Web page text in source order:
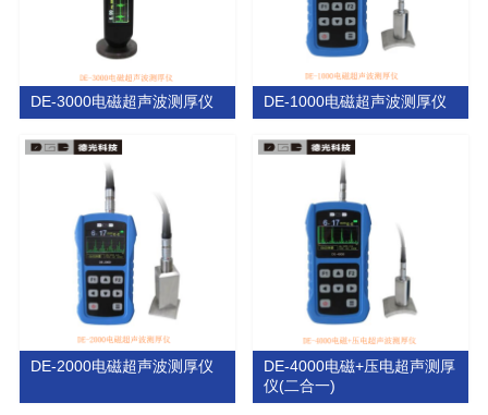
DE-3000电磁超声波测厚仪 DE-1000电磁超声波测厚仪
DE-2000电磁超声波测厚仪
DE-4000电磁+压电超声测厚
仪(二合一)